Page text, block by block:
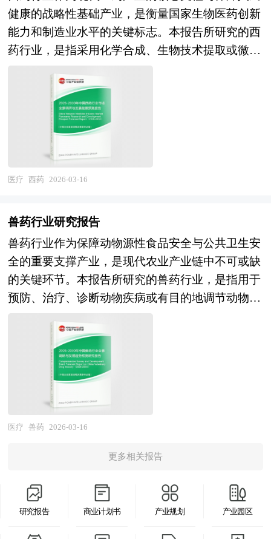
战、行业的发展建议、行业竞争力，以及行业的投
资分析和趋势预测等等。报告还综合了健康管理行
业的整体发展动态，对行业在产品方面提供了参考
企业、经销商、行业管理部门以及拟进入该行业的
投资者具有重要的参考价值，对于研究我国健康管
理行业发展规律、提高企业的运营效率、促进企业
的发展壮大有学术和实践的双重意义。
展趋势给予了细致和审慎的预测论证。报告资料详
实，图表丰富，既有深入的分析，又有直观的比
较，为祛斑企业在激烈的市场竞争中洞察先机，能
可能融入临床营养支持、慢病管理及母婴健康等专
业领域，推动食用油从“调味品”向“健康基础设
施”升级，真正实现“一口油，养全身”的现代营养
撰写，在大量周密的市场调研基础上，主要依据了
国家统计局、国家商务部、国家发改委、国家经济
信息中心、国务院发展研究中心、国家海关总署、
全国商业信息中心、中国经济景气监测中心、中国
行业研究网、国内外相关报刊杂志的基础信息以及
保健油专业研究单位等公布和提供的大量资料。对
详细的阐述和深入的分析，着重对保健油业务的发
展进行详尽深入的分析，并根据保健油行业的政策
经济发展环境对保健油行业潜在的风险和防范建议
进行分析。最后提出研究者对保健油行业的研究观
点，以供投资决策者参考。
管平滑肌来迅速缓解急性症状，包括β₂肾上腺素受
体激动剂、茶碱类药物和抗胆碱能药物等，其中速
效β₂激动剂如沙丁胺醇可在数分钟内起效，是急性
发作期的首选急救药物。 此外，还有一类兼具抗
炎与免疫调节作用的药物，如白三烯受体拮抗剂和
抗IgE单克隆抗体，适用于特定类型的过敏性哮喘
患者，尤其在常规治疗控制不佳时可作为附加治疗
手段。平喘药的给药方式多样，吸入疗法因其药物
可直接作用于靶器官、起效快、全身不良反应少而
成为首选途径，涵盖定量气雾剂、干粉吸入器和雾
化吸入等形式；口服或静脉给药则多用于重症发作
喘药的使用需遵循个体化原则，依据哮喘的严重程
度、发作频率及患者的具体情况制定阶梯式治疗方
案，并强调长期规范用药与定期评估，避免因症状
缓解而擅自停药导致病情反复。由于部分药物存在
心悸、震颤、失眠、胃肠道不适等副作用，临床应
效与安全性的平衡。总体而言，现代平喘药已形成
涵盖急性缓解与长期控制的完整治疗体系，在哮喘
的全程管理中发挥着不可替代的作用。 随着国内
经济的发展，平喘药市场发展面临巨大机遇和挑
战。在市场竞争方面，平喘药企业数量越来越多，
市场正面临着供给与需求的不对称，平喘药行业有
场仍有较大的发展空间，信息化技术将成为核心竞
充分把握行业目前所处的全球和国内宏观经济形
势，具体分析该产品所在的细分市场，对平喘药行
健康的战略性基础产业，是衡量国家生物医药创新
能力和制造业水平的关键标志。本报告所研究的西
药行业，是指采用化学合成、生物技术提取或微生
和药理作用的药物制剂制造业，涵盖化学原料药、
化学药品制剂、生物药品及相应的高端辅料与包装
材料等完整产业链条。该行业横跨药物化学、分子
生物学、药剂学、工艺工程及质量控制等多个高技
术领域，具有研发投入强度高、监管要求严苛、技
术迭代快、质量安全责任重等显著特征。随着全球
普及，西药已从传统的"一种药物适用于所有患
业价值正从单纯的疾病治疗向健康管理与疾病预防
前端延伸。 当前中国西药产业正处于从"规模扩
张"向"质量效益"转型、从"仿制为主"向"仿创结
合"跃升的关键攻坚期。经过多年发展，我国已成
为全球最大的化学原料药生产与出口国，制剂国际
化能力持续提升，部分企业在复杂仿制药、生物类
似药领域实现突破，创新药研发管线日益丰富。然
而，产业深层结构性矛盾依然突出：原料药与制剂
发展不均衡，高端制剂及新型给药系统技术储备不
足；原创性靶点发现与First-in-class药物开发能力薄
弱，同质化研发导致热门赛道拥挤；绿色生产工艺
与连续制造技术应用滞后，环保成本压力持续加
上升双重挤压企业利润空间。与此同时，人工智能
辅助药物设计、抗体偶联药物、核酸药物及细胞基
医疗 西药 2026-03-16
兽药行业研究报告
兽药行业作为保障动物源性食品安全与公共卫生安
全的重要支撑产业，是现代农业产业链中不可或缺
的关键环节。本报告所研究的兽药行业，是指用于
预防、治疗、诊断动物疾病或有目的地调节动物生
中兽药、生物制品（疫苗、诊断制品）、饲料药物
添加剂及兽用医疗器械等细分领域，贯穿研发、生
产、流通、使用及残留监控的全生命周期管理。该
行业横跨兽医学、微生物学、药物化学、生物工程
及畜牧养殖等多个学科领域，具有监管要求严格、
技术迭代较快、下游需求与养殖业周期高度关联、
比例提升、动物疫病防控压力加大及食品安全标准
准治疗及减抗替抗方向深度转型，其产业价值正从
单纯的产品供给向养殖健康管理综合解决方案延
伸。 当前中国兽药产业正处于从"规模扩张"向"质
医疗 兽药 2026-03-16
更多相关报告
研究报告 商业计划书 产业规划 产业园区